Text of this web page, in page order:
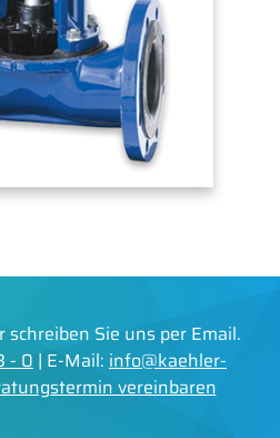
Sie uns per Email.
- 0 | E-Mail: info@kaehler-
vereinbaren